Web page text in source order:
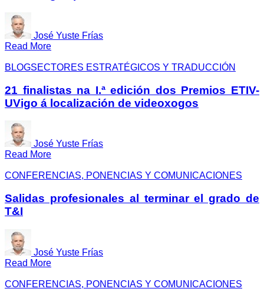
José Yuste Frías
Read More
BLOGSECTORES ESTRATÉGICOS Y TRADUCCIÓN
21 finalistas na I.ª edición dos Premios ETIV-
UVigo á localización de videoxogos
José Yuste Frías
Read More
CONFERENCIAS, PONENCIAS Y COMUNICACIONES
Salidas profesionales al terminar el grado de
T&I
José Yuste Frías
Read More
CONFERENCIAS, PONENCIAS Y COMUNICACIONES